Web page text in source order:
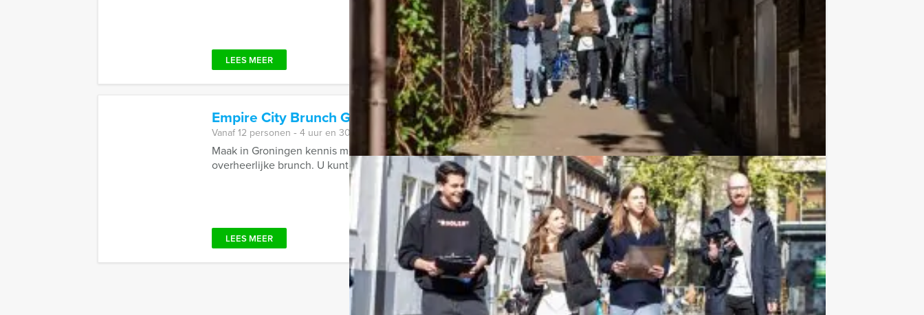
LEES MEER
Empire City Brunch Game in Groningen Vanaf€ 62,50 p.p. excl. BTW
Vanaf 12 personen ‐ 4 uur en 30 minuten
Maak in Groningen kennis met de Empire City Brunch game. Een hypermodern, virtueel GPS spel in combinatie met een
overheerlijke brunch. U kunt kiezen voor het Empire City ...
LEES MEER Favoriet